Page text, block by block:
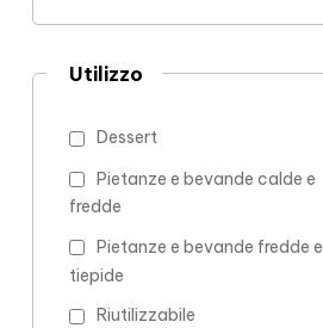
Utilizzo
Dessert
Pietanze e bevande calde e
fredde
Pietanze e bevande fredde e
tiepide
Riutilizzabile